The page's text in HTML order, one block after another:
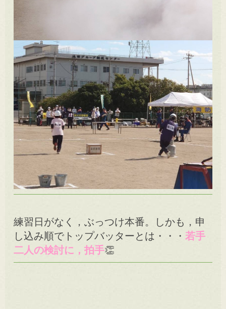
練習日がなく，ぶっつけ本番。しかも，申
し込み順でトップバッターとは・・・若手
二人の検討に，拍手👏